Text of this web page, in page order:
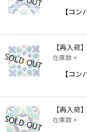
【コ
【再入荷
在庫数 ×
【コ
【再入荷
在庫数 ×